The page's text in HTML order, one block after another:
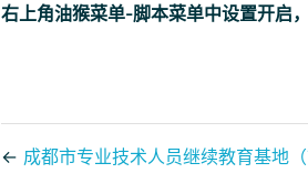
右上角油猴菜单-脚本菜单中设置开启
← 成都市专业技术人员继续教育基地（